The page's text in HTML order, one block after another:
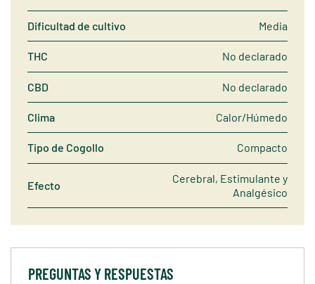
Dificultad de cultivo Media
THC No declarado
CBD No declarado
Clima Calor/Húmedo
Tipo de Cogollo Compacto
Efecto
Cerebral, Estimulante y
Analgésico
PREGUNTAS Y RESPUESTAS